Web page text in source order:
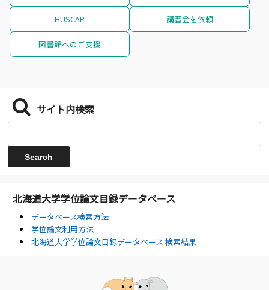
HUSCAP 講習会を依頼
図書館へのご支援
サイト内検索
北海道大学学位論文目録データベース
データベース検索方法
学位論文利用方法
北海道大学学位論文目録データベース 検索結果